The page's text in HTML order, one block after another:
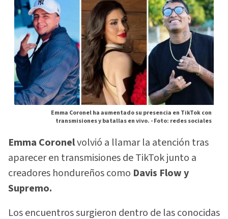
Emma Coronel ha aumentado su presencia en TikTok con
transmisiones y batallas en vivo. -Foto: redes sociales
Emma Coronelvolvió a llamar la atención tras
aparecer en transmisiones de TikTok junto a
creadores hondureños como Davis Flow y
Supremo.
Los encuentros surgieron dentro de las conocidas